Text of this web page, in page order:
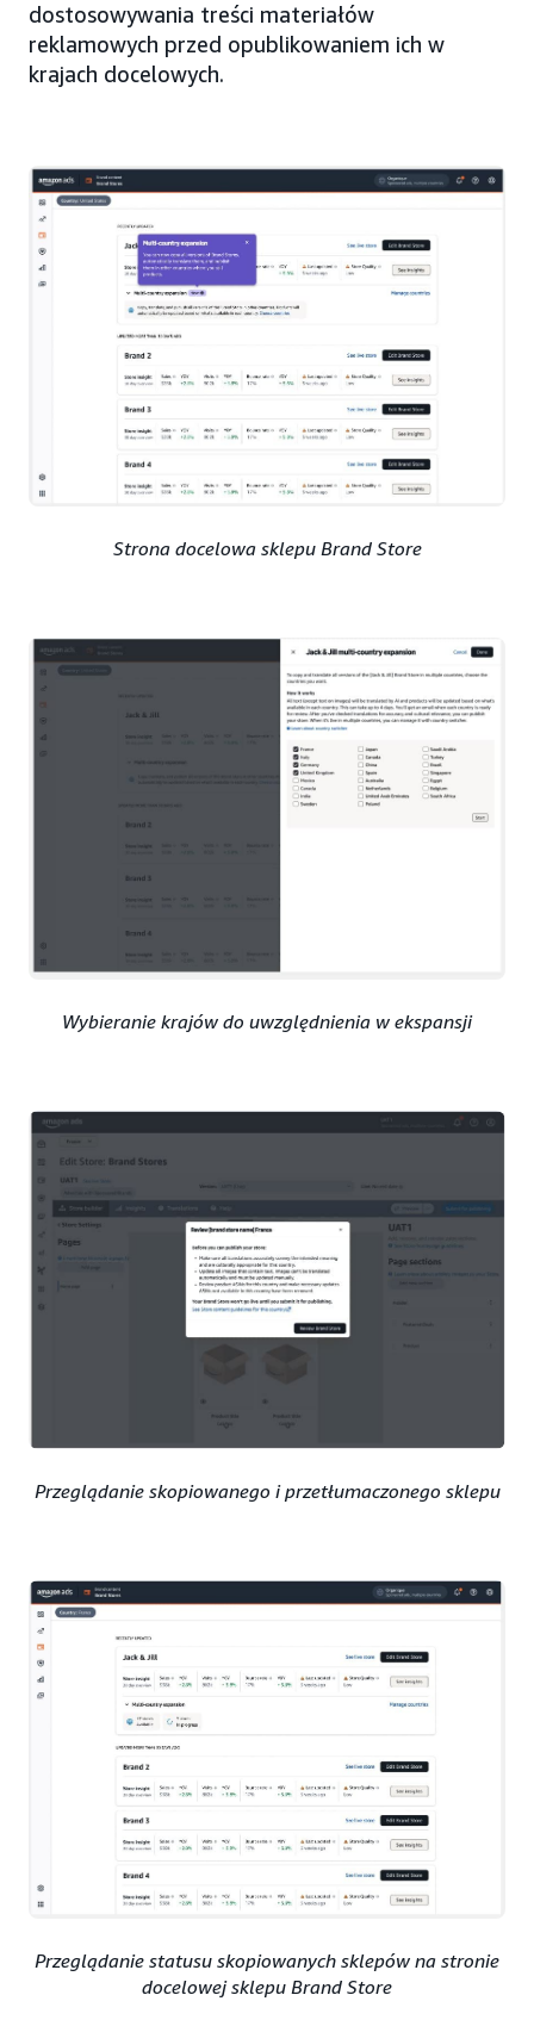
dostosowywania treści materiałów
reklamowych przed opublikowaniem ich w
krajach docelowych.
Strona docelowa sklepu Brand Store
Wybieranie krajów do uwzględnienia w ekspansji
Przeglądanie skopiowanego i przetłumaczonego sklepu
Przeglądanie statusu skopiowanych sklepów na stronie
docelowej sklepu Brand Store